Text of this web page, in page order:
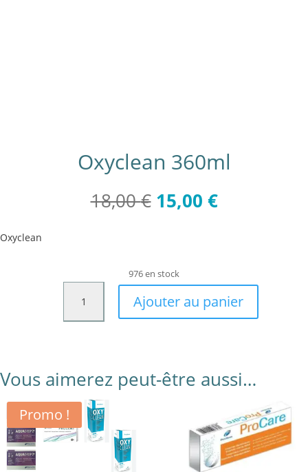
Oxyclean 360ml
18,00€ Le
prix
15,00 €Le
prix
Oxyclean
976 en stock
Oxyclean
Ajouter au panier
Vous aimerez peut-être aussi…
Promo !